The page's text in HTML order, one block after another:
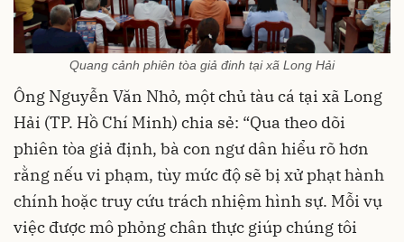
Quang cảnh phiên tòa giả đinh tại xã Long Hải
Ông Nguyễn Văn Nhỏ, một chủ tàu cá tại xã Long
Hải (TP. Hồ Chí Minh) chia sẻ: “Qua theo dõi
phiên tòa giả định, bà con ngư dân hiểu rõ hơn
rằng nếu vi phạm, tùy mức độ sẽ bị xử phạt hành
chính hoặc truy cứu trách nhiệm hình sự. Mỗi vụ
việc được mô phỏng chân thực giúp chúng tôi